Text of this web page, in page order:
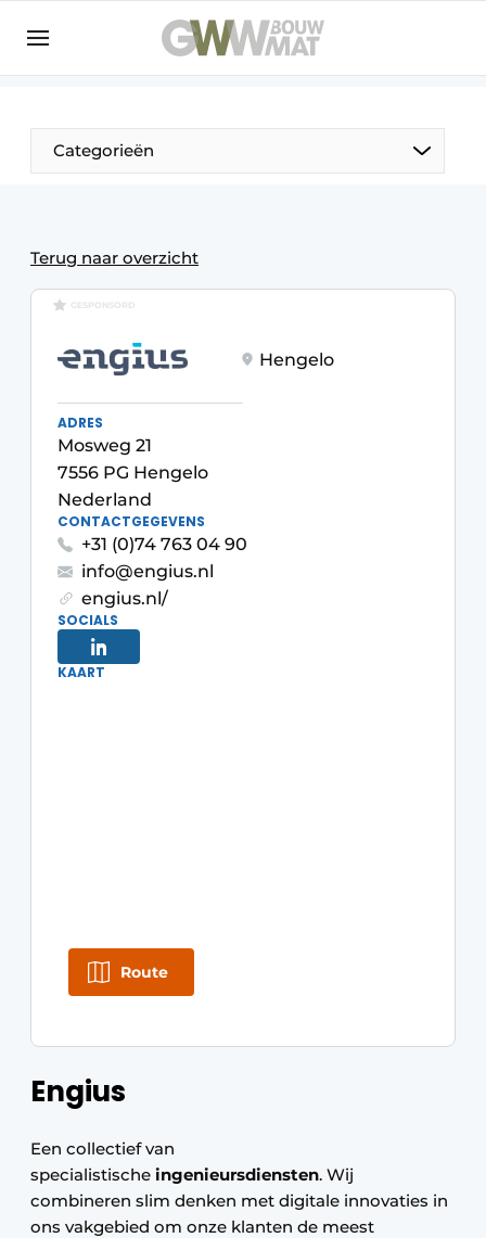
NL EN
Categorieën
De Pen
Vrouw in de bouw
Terug naar overzicht
Engius
Een collectief van
specialistische ingenieursdiensten. Wij
combineren slim denken met digitale innovaties in
ons vakgebied om onze klanten de meest
GESPONSORD
Hengelo
ADRES
Mosweg 21
7556 PG Hengelo
Nederland
CONTACTGEGEVENS
+31 (0)74 763 04 90
info@engius.nl
engius.nl/
SOCIALS
KAART
Route